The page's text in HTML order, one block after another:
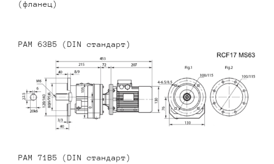
(фланец)
PAM 63B5 (DIN стандарт)
PAM 71B5 (DIN стандарт)